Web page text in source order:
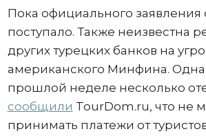
Пока официального заявления
поступало. Также неизвестна
других турецких банков на
американского Минфина.
прошлой неделе несколько
сообщили TourDom.ru, что не
принимать платежи от